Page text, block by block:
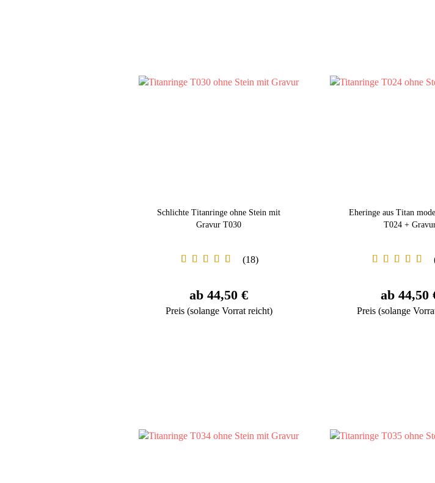
Schlichte Titanringe ohne Stein mit
Gravur T030
18
ab 44,50 €
Preis (solange Vorrat reicht)
Eheringe aus Titan
T024 +
ab 44,50
Preis (solange